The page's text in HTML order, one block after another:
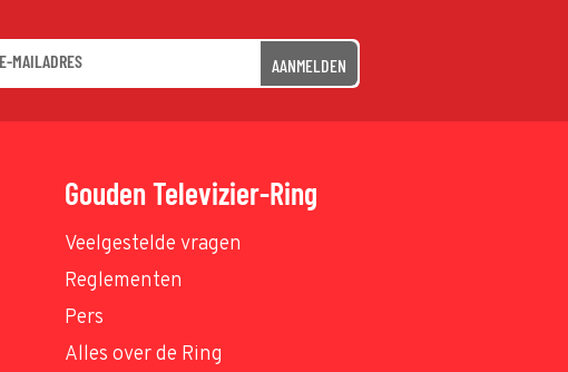
AANMELDEN
Gouden Televizier-Ring
Veelgestelde vragen
Reglementen
Pers
Alles over de Ring